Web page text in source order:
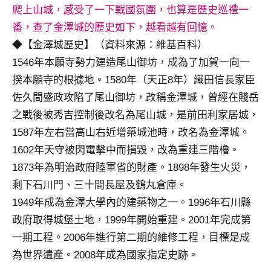
達
人
對
象。
★
爬上山城，感受了一下戰國氛圍，也算是歷史巡禮一
番，查了金澤城的歷史如下，越看越有回憶。
◆【金澤城歷史】（資料來源：維基百科）
1546年本願寺勢力建造尾山御坊，成為了加賀一向一
揆本願寺的根據地。1580年（天正8年）織田信長家臣
佐久間盛政攻陷了尾山御坊，改稱金澤城，曾經在賤岳
之戰後被秀吉控制後改名為尾山城，是前田利家居城，
1587年左右當高山右近增築城池時，改名為金澤城。
1602年天守被閃電擊中而損毀，改為重建三階櫓。
1873年為明治政府陸軍省的財產。1898年發生火災，
剩下石川門、三十間長屋及鶴丸倉庫。
1949年成為金澤大學內的建築物之一。1996年石川縣
政府取得城堡土地，1999年開始重建。2001年完成第
一期工程。2006年進行第二期的維修工程，目標是成
為世界遺產。2008年成為國家指定史跡。